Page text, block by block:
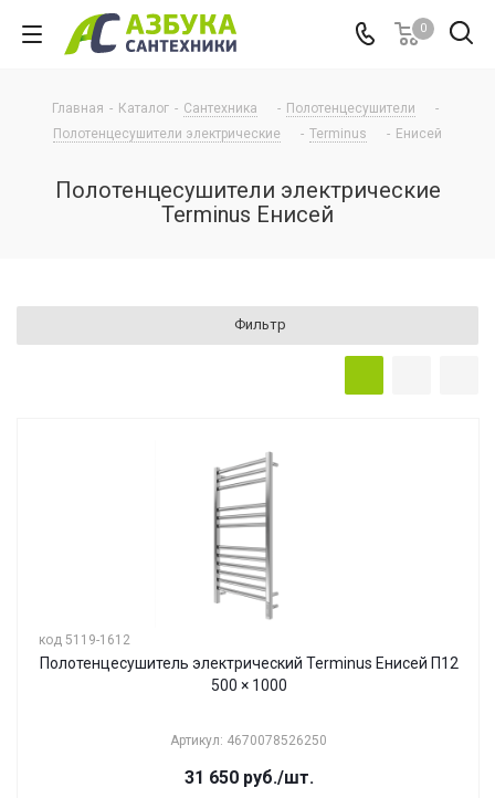
0
Главная - Каталог - Сантехника - Полотенцесушители
-
Полотенцесушители электрические
- Terminus - Енисей
Полотенцесушители электрические
Terminus Енисей
Фильтр
код 5119-1612
Полотенцесушитель электрический Terminus Енисей П12
500 × 1000
Артикул: 4670078526250
31 650руб./шт.